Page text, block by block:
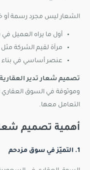
الشعار ليس مجرد رسمة أو
أول ما يراه العميل في
مرآة لقيم الشركة مثل
عنصر أساسي في بناء
تصميم شعار تدير العقارية
وموثوقة في السوق
التعامل معها.
أهمية تصميم
1. التميّز في سوق مزدحم